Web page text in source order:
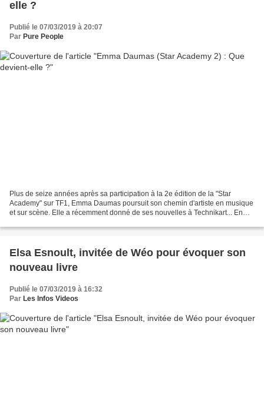
elle ?
Publié le 07/03/2019 à 20:07
Par Pure People
Plus de seize années après sa participation à la 2e édition de la "Star
Academy" sur TF1, Emma Daumas poursuit son chemin d'artiste en musique
et sur scène. Elle a récemment donné de ses nouvelles à Technikart... En
Elsa Esnoult, invitée de Wéo pour évoquer son
nouveau livre
Publié le 07/03/2019 à 16:32
Par Les Infos Videos